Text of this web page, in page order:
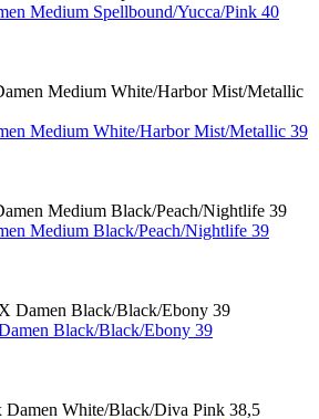
Medium Spellbound/Yucca/Pink 40
Medium White/Harbor Mist/Metallic 39
Medium Black/Peach/Nightlife 39
Black/Black/Ebony 39